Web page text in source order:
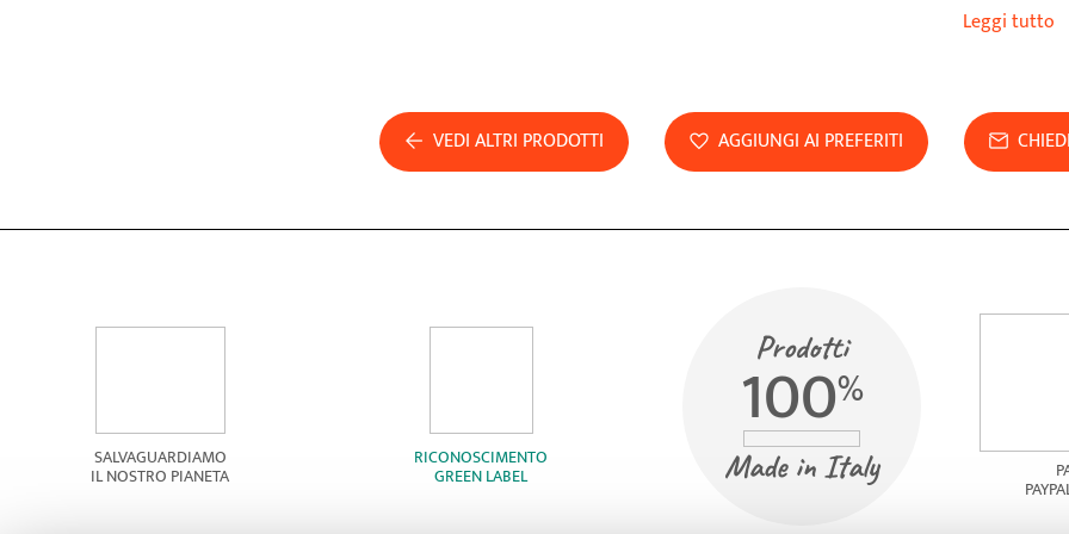
ogni
Lavabile in
Leggi tutto
VEDI ALTRI PRODOTTI AGGIUNGI AI PREFERITI
SALVAGUARDIAMO
IL NOSTRO PIANETA
RICONOSCIMENTO
GREEN LABEL
Prodotti
100%
Made in Italy